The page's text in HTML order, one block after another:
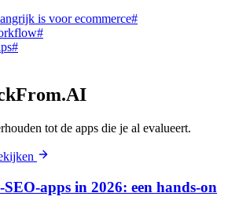
is voor ecommerce#
tot de apps die je al evalueert.
apps in 2026: een hands-on